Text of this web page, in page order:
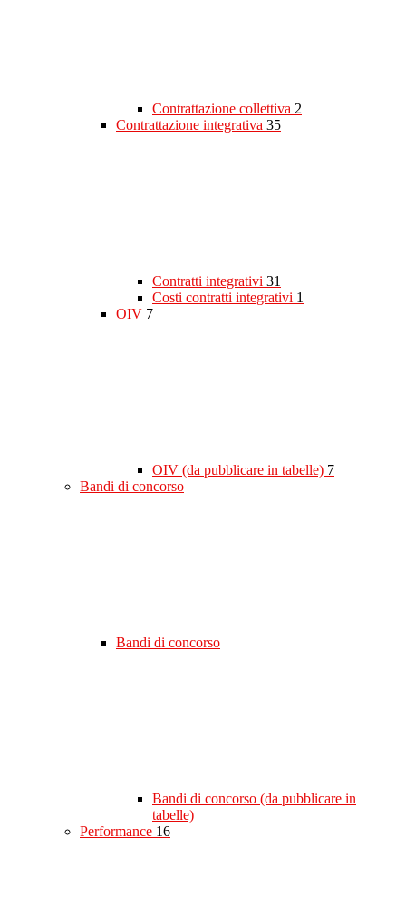
Contrattazione collettiva 2
Contrattazione integrativa 35
Contratti integrativi 31
Costi contratti integrativi 1
OIV 7
OIV (da pubblicare in tabelle) 7
Bandi di concorso
Bandi di concorso
Bandi di concorso (da pubblicare in
tabelle)
Performance 16